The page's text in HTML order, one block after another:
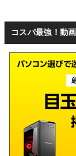
コスパ最強！動